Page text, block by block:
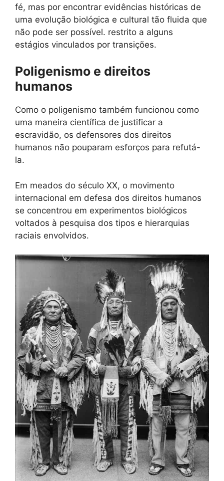
fé, mas por encontrar evidências históricas de
uma evolução biológica e cultural tão fluida que
não pode ser possível. restrito a alguns
estágios vinculados por transições.
Poligenismo e direitos
humanos
Como o poligenismo também funcionou como
uma maneira científica de justificar a
escravidão, os defensores dos direitos
humanos não pouparam esforços para refutá-
la.
Em meados do século XX, o movimento
internacional em defesa dos direitos humanos
se concentrou em experimentos biológicos
voltados à pesquisa dos tipos e hierarquias
raciais envolvidos.